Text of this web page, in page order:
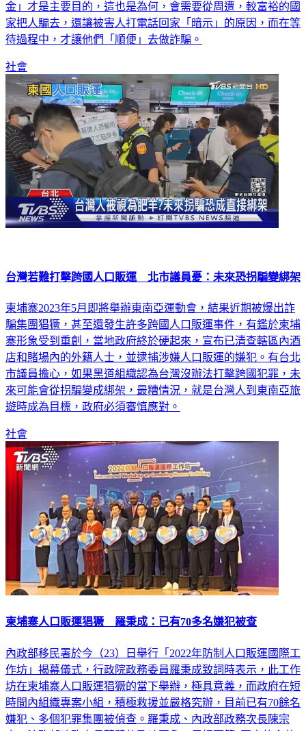
金」才是主要目的，這也是為何，會需要從周遭，較富裕的國
家把人騙去，還讓被害人打電話回家「暗示」的原因，而在等
待過程中，才讓他們「順便」去做詐騙。
社會
台灣若難打擊跨國人口販運 北市議員憂：未來恐拐騙變綁架
柬埔寨2023年5月即將舉辦東南亞運動會，結果近期被爆出詐
騙集團猖獗，甚至還發生許多跨國人口販運事件，有鑑於柬埔
寨形象受到重創，當地政府終於硬起來，宣布已清查轄區內酒
店和賭場內的外籍人士，並逮捕涉嫌人口販運的嫌犯。有台北
市議員擔心，如果黑道組織認為台灣沒辦法打擊跨國犯罪，未
來可能會從拐騙變成綁架，最糟情況，就是台灣人到東南亞旅
遊時成為目標，政府必須審慎應對。
社會
柬埔寨人口販運猖獗 羅秉成：已有70多名嫌犯被查
內政部移民署於今（23）日舉行「2022年防制人口販運國際工
作坊」揭幕儀式，行政院政務委員羅秉成致詞時表示，此工作
坊在柬埔寨人口販運猖獗的當下舉辦，極具意義，而政府在短
時間內組織專案小組，積極救援並嚴格究辦，目前已有70餘名
嫌犯、多個犯罪集團被偵查。羅秉成、內政部政務次長陳宗